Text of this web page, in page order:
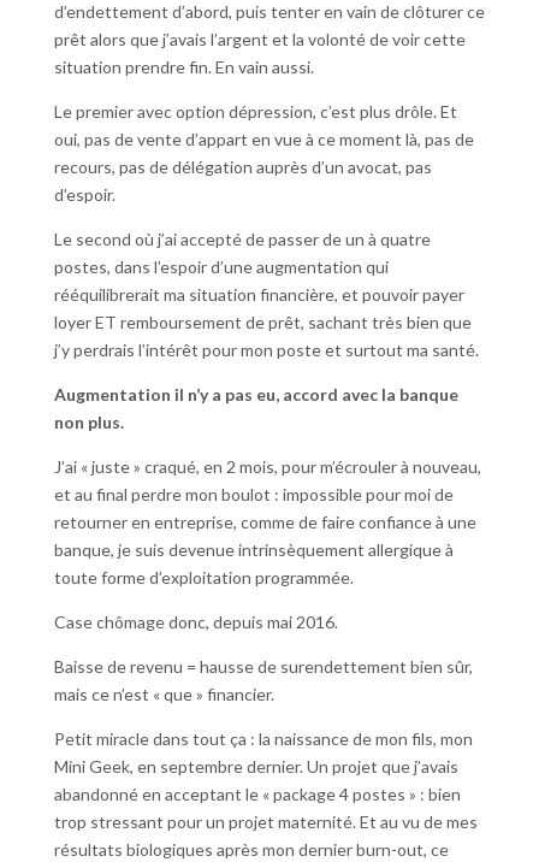
d’endettement d’abord, puis tenter en vain de clôturer ce
prêt alors que j’avais l’argent et la volonté de voir cette
situation prendre fin. En vain aussi.
Le premier avec option dépression, c’est plus drôle. Et
oui, pas de vente d’appart en vue à ce moment là, pas de
recours, pas de délégation auprès d’un avocat, pas
d’espoir.
Le second où j’ai accepté de passer de un à quatre
postes, dans l’espoir d’une augmentation qui
rééquilibrerait ma situation financière, et pouvoir payer
loyer ET remboursement de prêt, sachant très bien que
j’y perdrais l’intérêt pour mon poste et surtout ma santé.
Augmentation il n’y a pas eu, accord avec la banque
non plus.
J’ai « juste » craqué, en 2 mois, pour m’écrouler à nouveau,
et au final perdre mon boulot : impossible pour moi de
retourner en entreprise, comme de faire confiance à une
banque, je suis devenue intrinsèquement allergique à
toute forme d’exploitation programmée.
Case chômage donc, depuis mai 2016.
Baisse de revenu = hausse de surendettement bien sûr,
mais ce n’est « que » financier.
Petit miracle dans tout ça : la naissance de mon fils, mon
Mini Geek, en septembre dernier. Un projet que j’avais
abandonné en acceptant le « package 4 postes » : bien
trop stressant pour un projet maternité. Et au vu de mes
résultats biologiques après mon dernier burn-out, ce